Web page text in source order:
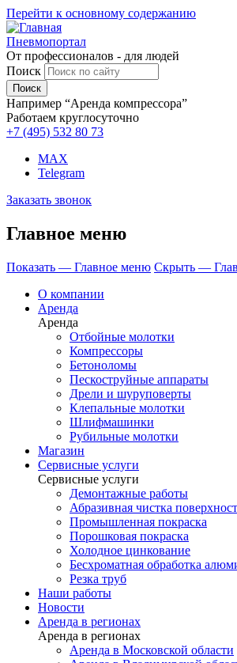
Перейти к основному содержанию
Пневмопортал
От профессионалов - для людей
Поиск
Например “Аренда компрессора”
Работаем круглосуточно
+7 (495) 532 80 73
MAX
Telegram
Заказать звонок
Главное меню
Показать — Главное меню Скрыть —
О компании
Аренда
Аренда
Отбойные молотки
Компрессоры
Бетоноломы
Пескоструйные аппараты
Дрели и шуруповерты
Клепальные молотки
Шлифмашинки
Рубильные молотки
Магазин
Сервисные услуги
Сервисные услуги
Демонтажные работы
Абразивная чистка
Промышленная покраска
Порошковая покраска
Холодное цинкование
Бесхроматная обработка
Резка труб
Наши работы
Новости
Аренда в регионах
Аренда в регионах
Аренда в Московской области